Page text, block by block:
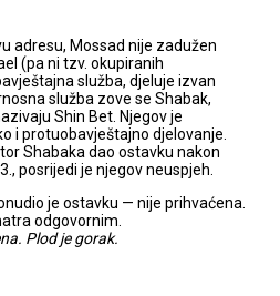
adresu, Mossad nije zadužen
(pa ni tzv. okupiranih
služba, djeluje izvan
služba zove se Shabak,
Shin Bet. Njegov je
i protuobavještajno djelovanje.
Shabaka dao ostavku nakon
posrijedi je njegov neuspjeh.
je ostavku — nije prihvaćena.
odgovornim.
Plod je gorak.